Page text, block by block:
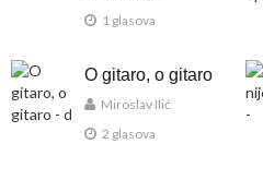
1 glasova
O gitaro, o gitaro
Miroslav Ilić
2 glasova